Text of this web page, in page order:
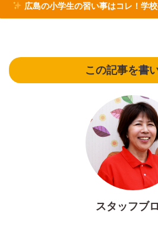
広島の小学生の習い事はコレ！学校のミライシードで
この記事を書
スタッフブ